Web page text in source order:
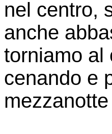
nel centro,
anche
torniamo al
cenando e